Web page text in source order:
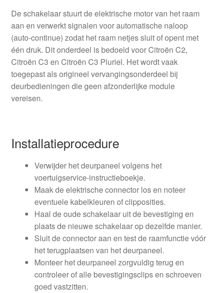
De schakelaar stuurt de elektrische motor van het raam
aan en verwerkt signalen voor automatische naloop
(auto-continue) zodat het raam netjes sluit of opent met
één druk. Dit onderdeel is bedoeld voor Citroën C2,
Citroën C3 en Citroën C3 Pluriel. Het wordt vaak
toegepast als origineel vervangingsonderdeel bij
deurbedieningen die geen afzonderlijke module
vereisen.
Installatieprocedure
Verwijder het deurpaneel volgens het
voertuigservice-instructieboekje.
Maak de elektrische connector los en noteer
eventuele kabelkleuren of clipposities.
Haal de oude schakelaar uit de bevestiging en
plaats de nieuwe schakelaar op dezelfde manier.
Sluit de connector aan en test de raamfunctie vóór
het terugplaatsen van het deurpaneel.
Monteer het deurpaneel zorgvuldig terug en
controleer of alle bevestigingsclips en schroeven
goed vastzitten.